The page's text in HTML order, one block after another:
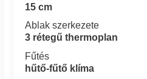
15 cm
Ablak szerkezete
3 rétegű thermoplan
Fűtés
hűtő-fűtő klíma